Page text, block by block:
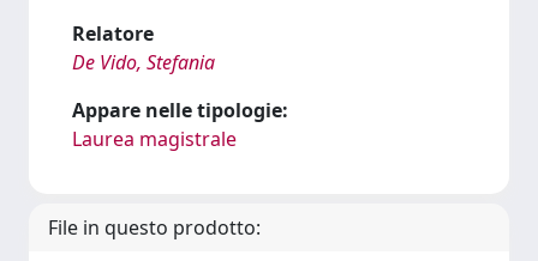
Relatore
De Vido, Stefania
Appare nelle tipologie:
Laurea magistrale
File in questo prodotto: